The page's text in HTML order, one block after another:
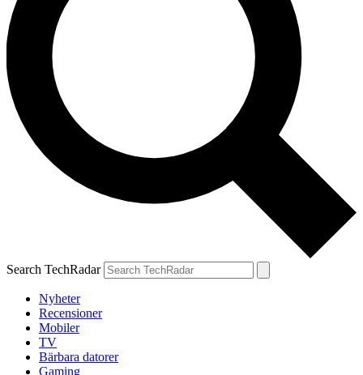
Search TechRadar
Nyheter
Recensioner
Mobiler
TV
Bärbara datorer
Gaming